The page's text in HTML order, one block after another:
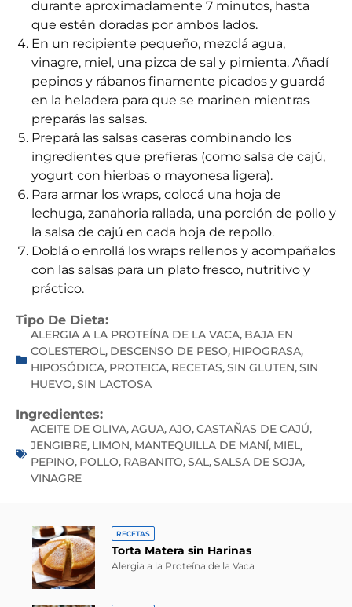
durante aproximadamente 7 minutos, hasta
que estén doradas por ambos lados.
En un recipiente pequeño, mezclá agua,
vinagre, miel, una pizca de sal y pimienta. Añadí
pepinos y rábanos finamente picados y guardá
en la heladera para que se marinen mientras
preparás las salsas.
Prepará las salsas caseras combinando los
ingredientes que prefieras (como salsa de cajú,
yogurt con hierbas o mayonesa ligera).
Para armar los wraps, colocá una hoja de
lechuga, zanahoria rallada, una porción de pollo y
la salsa de cajú en cada hoja de repollo.
Doblá o enrollá los wraps rellenos y acompañalos
con las salsas para un plato fresco, nutritivo y
práctico.
Tipo De Dieta:
ALERGIA A LA PROTEÍNA DE LA VACA, BAJA EN
COLESTEROL, DESCENSO DE PESO, HIPOGRASA,
HIPOSÓDICA, PROTEICA, RECETAS,SIN GLUTEN,SIN
HUEVO,SIN LACTOSA
Ingredientes:
ACEITE DE OLIVA,AGUA,AJO,CASTAÑAS DE CAJÚ,
JENGIBRE, LIMON, MANTEQUILLA DE MANÍ, MIEL,
PEPINO, POLLO, RABANITO,SAL,SALSA DE SOJA,
VINAGRE
RECETAS
Torta Matera sin Harinas
Alergia a la Proteína de la Vaca